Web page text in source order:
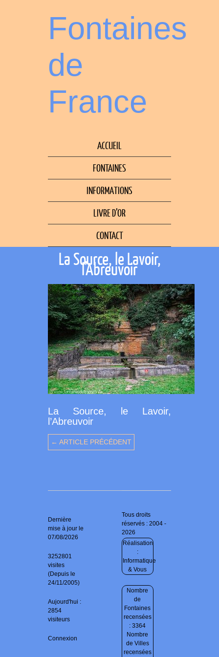
Fontaines
de
France
ACCUEIL
FONTAINES
INFORMATIONS
LIVRE D’OR
CONTACT
La Source, le Lavoir,
l’Abreuvoir
La Source, le Lavoir,
l’Abreuvoir
← ARTICLE PRÉCÉDENT
Dernière
mise à jour le
07/08/2026
3252801
visites
(Depuis le
24/11/2005)
Aujourd'hui :
2854
visiteurs
Connexion
Tous droits
réservés : 2004 -
2026
Réalisation
:
Informatique
& Vous
Nombre
de
Fontaines
recensées
: 3364
Nombre
de Villes
recensées